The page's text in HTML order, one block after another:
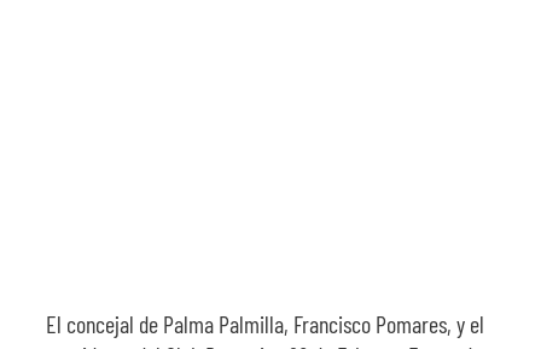
El concejal de Palma Palmilla, Francisco Pomares, y el